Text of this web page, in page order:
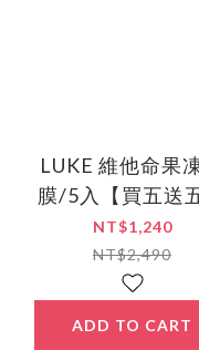
LUKE 維他命果
膜/5入【買五送五
NT$1,240
NT$2,490
ADD TO CART